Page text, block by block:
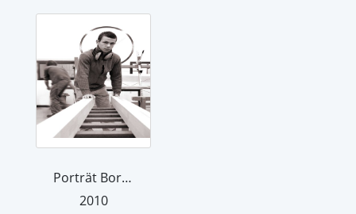
Porträt Boris Klat. Aus der Serie "Ha...
2010